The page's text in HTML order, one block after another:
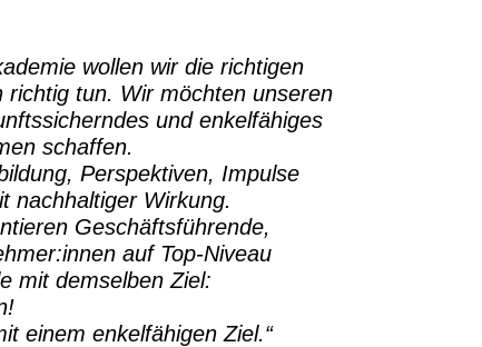
wollen wir die richtigen
richtig tun. Wir möchten unseren
und enkelfähiges
schaffen.
Perspektiven, Impulse
nachhaltiger Wirkung.
Geschäftsführende,
auf Top-Niveau
mit demselben Ziel:
einem enkelfähigen Ziel.“